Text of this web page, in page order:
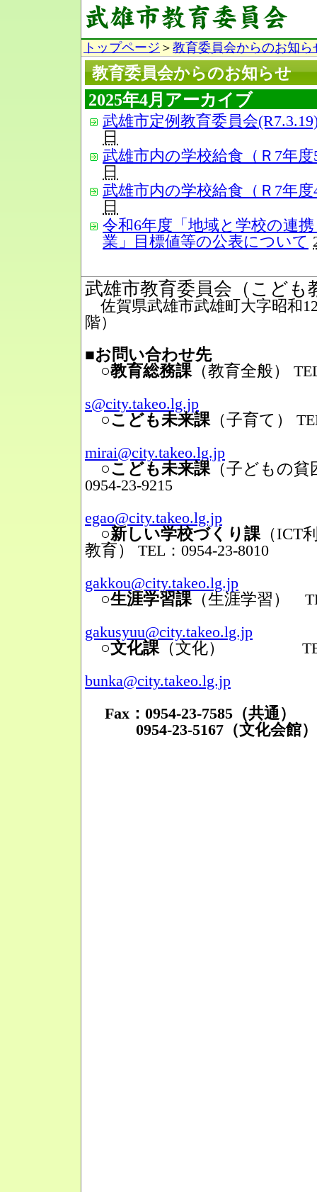
トップページ ＞ 教育委員会からのお知ら
教育委員会からのお知らせ
2025年4月アーカイブ
武雄市定例教育委員会
日
武雄市内の学校給食（Ｒ7年
日
武雄市内の学校給食（Ｒ7年
日
令和6年度「地域と学校の連
業」目標値等の公表について
武雄市教育委員会（こども
佐賀県武雄市武雄町大字昭和
階）
■お問い合わせ先
○教育総務課（教育全般）
s@city.takeo.lg.jp
○こども未来課（子育て）
mirai@city.takeo.lg.jp
○こども未来課（子どもの貧
0954-23-9215
egao@city.takeo.lg.jp
○新しい学校づくり課（ICT
教育）
TEL：0954-23-8010
gakkou@city.takeo.lg.jp
○生涯学習課（生涯学習）
gakusyuu@city.takeo.lg.jp
○文化課（文化）
TEL：
bunka@city.takeo.lg.jp
Fax：0954-23-7585（共通）
0954-23-5167（文化会館）